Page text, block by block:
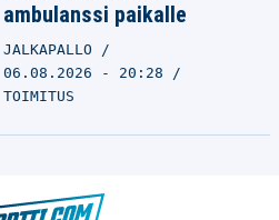
ambulanssi paikalle
JALKAPALLO
06.08.2026 - 20:28
TOIMITUS